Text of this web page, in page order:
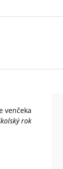
venčeka
rok